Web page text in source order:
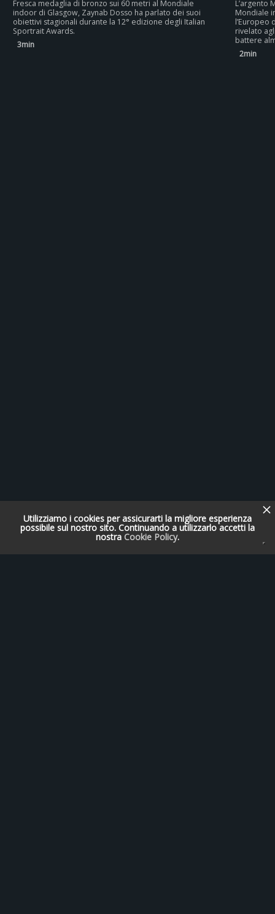
Utilizziamo i cookies per assicurarti la migliore esperienza
possibile sul nostro sito. Continuando a utilizzarlo accetti la
nostra Cookie Policy.
Fresca medaglia di bronzo sui 60 metri al Mondiale
indoor di Glasgow, Zaynab Dosso ha parlato dei suoi
obiettivi stagionali durante la 12° edizione degli Italian
Sportrait Awards.
3min
L’argento
Mondiale
l’Europeo
rivelato
battere
2min